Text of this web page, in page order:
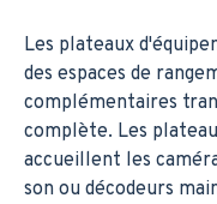
Les plateaux
des espaces de
complémentaires
complète. Les
accueillent les
son ou décodeurs